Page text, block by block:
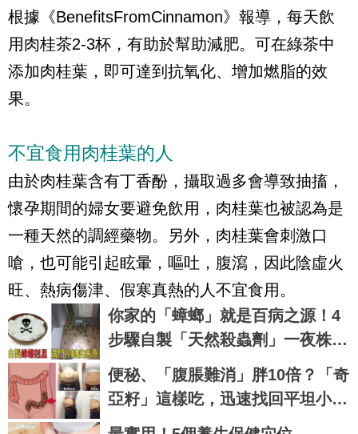
根據《BenefitsFromCinnamon》報導，每天飲
用肉桂茶2-3杯，有助於幫助減肥。可在綠茶中
添加肉桂葉，即可達到抗氧化、增加燃脂的效
果。
不宜食用肉桂葉的人
由於肉桂葉含有丁香酚，攝取過多會導致抽搐，
懷孕期間的婦女要避免飲用，肉桂葉也被認為是
一種天然的調經藥物。另外，肉桂葉會刺激口
嗆，也可能引起眩暈，嘔吐，腹瀉，因此陰虛火
旺、熱病傷津、假寒真熱的人不宜食用。
你家的「蟑螂」就是百病之源！4
步驟自製「天然殺蟲劑」一夜株連
蟑螂九族｜每日健康 Health
便秘、「腹脹難消」胖10倍？「奇
亞籽」這樣吃，迅速找回平坦小
腹！｜每日健康 Health